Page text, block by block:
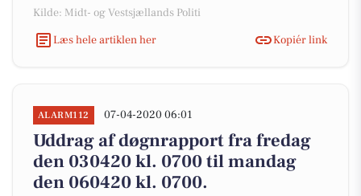
Kilde: Midt- og Vestsjællands Politi
Læs hele artiklen her
Kopiér link
ALARM112 07-04-2020 06:01
Uddrag af døgnrapport fra fredag
den 030420 kl. 0700 til mandag
den 060420 kl. 0700.